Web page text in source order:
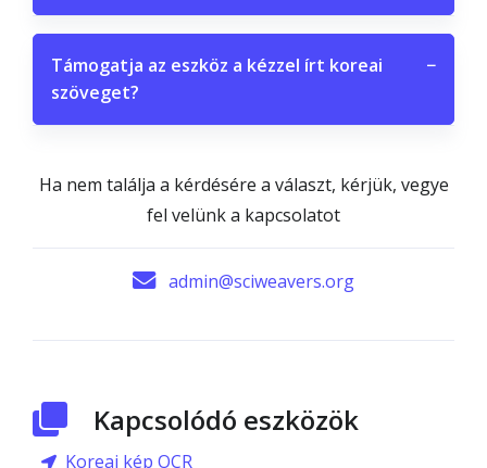
Támogatja az eszköz a kézzel írt koreai
szöveget?
−
Ha nem találja a kérdésére a választ, kérjük, vegye
fel velünk a kapcsolatot
admin@sciweavers.org
Kapcsolódó eszközök
Koreai kép OCR